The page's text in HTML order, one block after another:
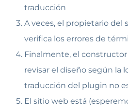
traducción
A veces, el propietario del
verifica los errores de
Finalmente, el
revisar el diseño según la
traducción del plugin no
El sitio web está